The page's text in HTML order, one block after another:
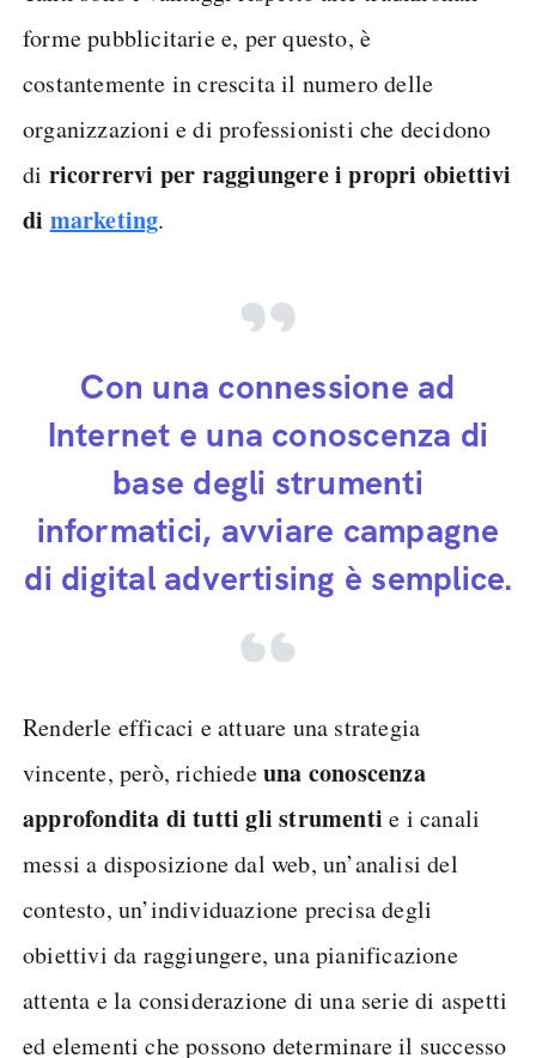
forme pubblicitarie e, per questo, è
costantemente in crescita il numero delle
organizzazioni e di professionisti che decidono
di ricorrervi per raggiungere i propri obiettivi
di marketing.
Con una connessione ad
Internet e una conoscenza di
base degli strumenti
informatici, avviare campagne
di digital advertising è semplice.
Renderle efficaci e attuare una strategia
vincente, però, richiedeuna conoscenza
approfondita di tutti gli strumentie i canali
messi a disposizione dal web, un’analisi del
contesto, un’individuazione precisa degli
obiettivi da raggiungere, una pianificazione
attenta e la considerazione di una serie di aspetti
ed elementi che possono determinare il successo